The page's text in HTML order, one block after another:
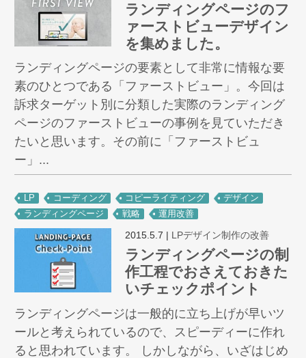
ランディングページのフ
ァーストビューデザイン
を集めました。
ランディングページの要素として非常に情報な要
素のひとつである「ファーストビュー」。今回は
訴求ターゲット別に分類した実際のランディング
ページのファーストビューの事例を見ていただき
たいと思います。その前に「ファーストビュ
ー」...
LP コーディング コピーライティング
デザイン
ランディングページ
戦略 運用改善
2015.5.7 | LPデザイン制作の改善
ランディングページの制
作工程でおさえておきた
いチェックポイント
ランディングページは一般的に立ち上げが早いツ
ールと考えられているので、スピーディーに作れ
ると思われています。 しかしながら、いざはじめ